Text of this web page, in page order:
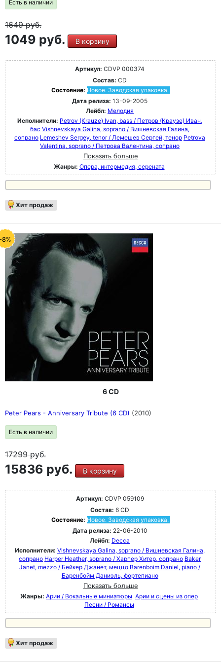
Есть в наличии
1649руб.
1049 руб. В корзину
Артикул: CDVP 000374
Состав: CD
Состояние: Новое. Заводская упаковка.
Дата релиза: 13-09-2005
Лейбл: Мелодия
Исполнители: Petrov (Krauze) Ivan, bass / Петров (Краузе) Иван,
бас Vishnevskaya Galina, soprano / Вишневская Галина,
сопрано Lemeshev Sergey, tenor / Лемешев Сергей, тенор Petrova
Valentina, soprano / Петрова Валентина, сопрано
Показать больше
Жанры: Опера, интермедия, серената
Хит продаж
8%
6 CD
Peter Pears - Anniversary Tribute (6 CD) (2010)
Есть в наличии
17299руб.
15836 руб. В корзину
Артикул: CDVP 059109
Состав: 6 CD
Состояние: Новое. Заводская упаковка.
Дата релиза: 22-06-2010
Лейбл: Decca
Исполнители: Vishnevskaya Galina, soprano / Вишневская Галина,
сопрано Harper Heather, soprano / Харпер Хитер, сопрано Baker
Janet, mezzo / Бейкер Джанет, меццо Barenboim Daniel, piano /
Баренбойм Даниэль, фортепиано
Показать больше
Жанры: Арии / Вокальные миниатюры Арии и сцены из опер
Песни / Романсы
Хит продаж